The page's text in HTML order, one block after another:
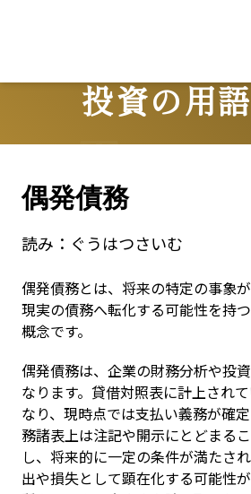
投資の用
偶発債務
読み： ぐうはつさいむ
偶発債務とは、将来の特定の事象
現実の債務へ転化する可能性を持
概念です。
偶発債務は、企業の財務分析や投
なります。貸借対照表に計上され
なり、現時点では支払い義務が確
務諸表上は注記や開示にとどまる
し、将来的に一定の条件が満たさ
出や損失として顕在化する可能性